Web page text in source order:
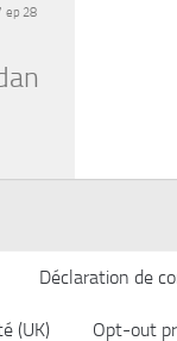
ep 28
Déclaration de
(UK) Opt-out